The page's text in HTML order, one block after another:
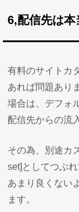
6,配信先は
有料のサイトカ
あれば問題あり
場合は、デフォ
配信先からの流
その為、別途カ
set]としてつぶ
あまり良くない
ます。